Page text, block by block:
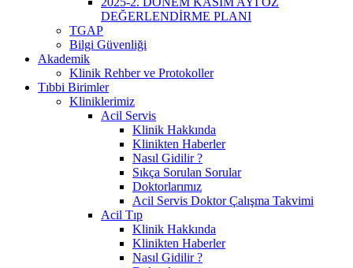
DEĞERLENDİRME PLANI
TGAP
Bilgi Güvenliği
Akademik
Klinik Rehber ve Protokoller
Tıbbi Birimler
Kliniklerimiz
Acil Servis
Klinik Hakkında
Klinikten Haberler
Nasıl Gidilir ?
Sıkça Sorulan Sorular
Doktorlarımız
Acil Servis Doktor Çalışma Takvimi
Acil Tıp
Klinik Hakkında
Klinikten Haberler
Nasıl Gidilir ?